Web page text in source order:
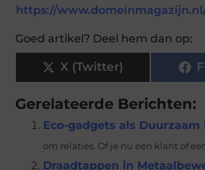
https://
Goed artikel? Deel hem dan op:
X (Twitter)
Gerelateerde Berichten:
Eco-gadgets als
om relaties. Of je nu een klant of
Draadtappen in